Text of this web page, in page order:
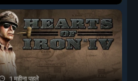
1 महीना पहले